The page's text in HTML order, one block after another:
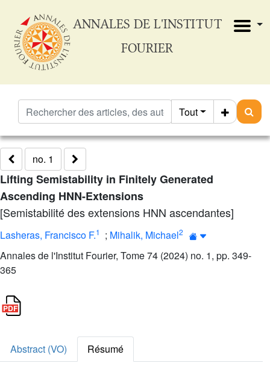
ANNALES DE L'INSTITUT
FOURIER
Tout
no. 1
Lifting Semistability in Finitely Generated
Ascending HNN-Extensions
[Semistabilité des extensions HNN ascendantes]
Lasheras, Francisco F.1 ; Mihalik, Michael2
Annales de l'Institut Fourier, Tome 74 (2024) no. 1, pp. 349-
365
Abstract (VO)
Résumé